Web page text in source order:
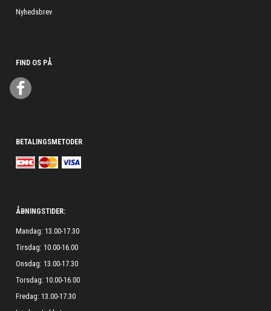
Nyhedsbrev
FIND OS PÅ
BETALINGSMETODER
ÅBNINGSTIDER:
Mandag: 13.00-17.30
Tirsdag: 10.00-16.00
Onsdag: 13.00-17.30
Torsdag: 10.00-16.00
Fredag: 13.00-17.30